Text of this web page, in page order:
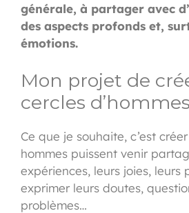
générale, à partager avec
des aspects profonds et,
émotions.
Mon projet de
cercles d’hommes
Ce que je souhaite, c’est
hommes puissent venir
expériences, leurs joies, leurs
exprimer leurs doutes,
problèmes…